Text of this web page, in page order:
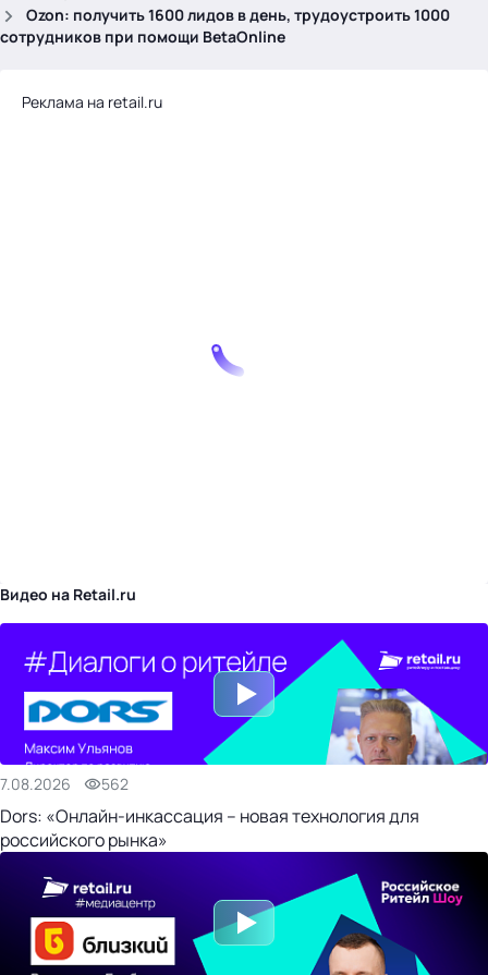
Ozon: получить 1600 лидов в день, трудоустроить 1000
сотрудников при помощи BetaOnline
Реклама на retail.ru
Видео на Retail.ru
7.08.2026 562
Dors: «Онлайн-инкассация – новая технология для
российского рынка»